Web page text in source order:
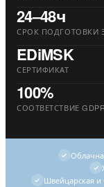
24–48ч
СРОК ПОДГОТОВКИ
EDiMSK
СЕРТИФИКАТ
100%
СООТВЕТСТВИЕ GDPR
Швейцарская и